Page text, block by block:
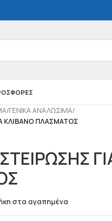
/ΓΕΝΙΚΑ ΑΝΑΛΩΣΙΜΑ/
ΚΛΙΒΑΝΟ ΠΛΑΣΜΑΤΟΣ
στα αγαπημένα